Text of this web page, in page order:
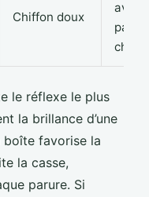
Chiffon doux
avec
chlore
le réflexe le plus
la brillance d’une
boîte favorise la
la casse,
parure. Si